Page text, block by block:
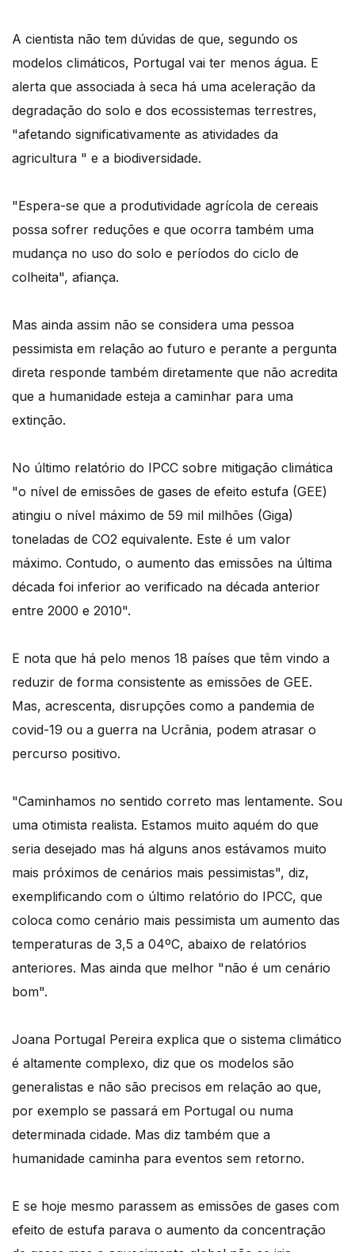
A cientista não tem dúvidas de que, segundo os
modelos climáticos, Portugal vai ter menos água. E
alerta que associada à seca há uma aceleração da
degradação do solo e dos ecossistemas terrestres,
"afetando significativamente as atividades da
agricultura " e a biodiversidade.
"Espera-se que a produtividade agrícola de cereais
possa sofrer reduções e que ocorra também uma
mudança no uso do solo e períodos do ciclo de
colheita", afiança.
Mas ainda assim não se considera uma pessoa
pessimista em relação ao futuro e perante a pergunta
direta responde também diretamente que não acredita
que a humanidade esteja a caminhar para uma
extinção.
No último relatório do IPCC sobre mitigação climática
"o nível de emissões de gases de efeito estufa (GEE)
atingiu o nível máximo de 59 mil milhões (Giga)
toneladas de CO2 equivalente. Este é um valor
máximo. Contudo, o aumento das emissões na última
década foi inferior ao verificado na década anterior
entre 2000 e 2010".
E nota que há pelo menos 18 países que têm vindo a
reduzir de forma consistente as emissões de GEE.
Mas, acrescenta, disrupções como a pandemia de
covid-19 ou a guerra na Ucrânia, podem atrasar o
percurso positivo.
"Caminhamos no sentido correto mas lentamente. Sou
uma otimista realista. Estamos muito aquém do que
seria desejado mas há alguns anos estávamos muito
mais próximos de cenários mais pessimistas", diz,
exemplificando com o último relatório do IPCC, que
coloca como cenário mais pessimista um aumento das
temperaturas de 3,5 a 04ºC, abaixo de relatórios
anteriores. Mas ainda que melhor "não é um cenário
bom".
Joana Portugal Pereira explica que o sistema climático
é altamente complexo, diz que os modelos são
generalistas e não são precisos em relação ao que,
por exemplo se passará em Portugal ou numa
determinada cidade. Mas diz também que a
humanidade caminha para eventos sem retorno.
E se hoje mesmo parassem as emissões de gases com
efeito de estufa parava o aumento da concentração